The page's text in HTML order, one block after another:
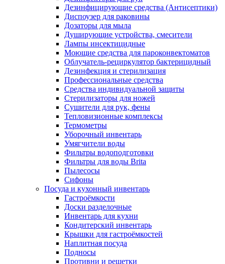
Дезинфицирующие средства (Антисептики)
Диспоузер для раковины
Дозаторы для мыла
Душирующие устройства, смесители
Лампы инсектицидные
Моющие средства для пароконвектоматов
Облучатель-рециркулятор бактерицидный
Дезинфекция и стерилизация
Профессиональные средства
Средства индивидуальной защиты
Стерилизаторы для ножей
Сушители для рук, фены
Тепловизионные комплексы
Термометры
Уборочный инвентарь
Умягчители воды
Фильтры водоподготовки
Фильтры для воды Brita
Пылесосы
Сифоны
Посуда и кухонный инвентарь
Гастроёмкости
Доски разделочные
Инвентарь для кухни
Кондитерский инвентарь
Крышки для гастроёмкостей
Наплитная посуда
Подносы
Противни и решетки